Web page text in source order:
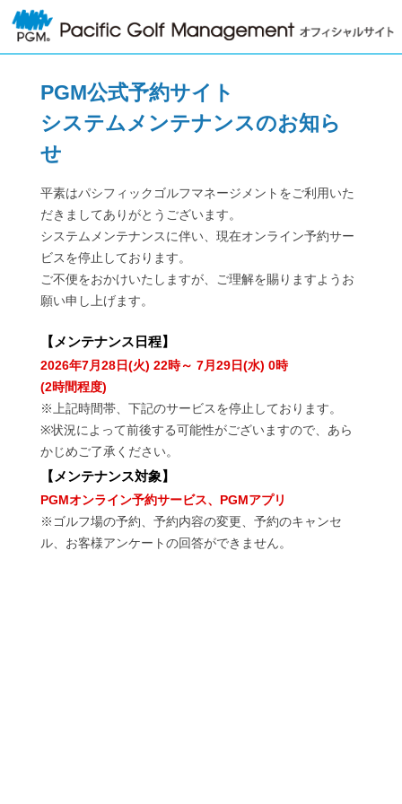
PGM公式予約サイト
システムメンテナンスのお知ら
せ
平素はパシフィックゴルフマネージメントをご利用いた
だきましてありがとうございます。
システムメンテナンスに伴い、現在オンライン予約サー
ビスを停止しております。
ご不便をおかけいたしますが、ご理解を賜りますようお
願い申し上げます。
【 メンテナンス日程】
2026年7月28日(火) 22時～ 7月29日(水) 0時
(2時間程度)
※上記時間帯、下記のサービスを停止しております。
※状況によって前後する可能性がございますので、あら
かじめご了承ください。
【メンテナンス対象】
PGMオンライン予約サービス、PGMアプリ
※ゴルフ場の予約、予約内容の変更、予約のキャンセ
ル、お客様アンケートの回答ができません。